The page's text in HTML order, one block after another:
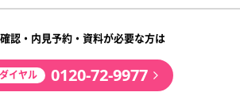
認・内見予約・資料が必要な方は
イヤル 0120-72-9977